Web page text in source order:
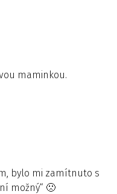
maminkou.
bylo mi zamítnuto s
možný“ 🙁